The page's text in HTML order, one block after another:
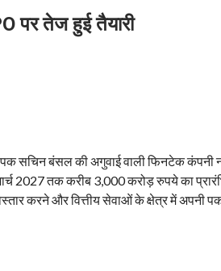
पर तेज हुई तैयारी
सचिन बंसल की अगुवाई वाली फिनटेक कंपनी
2027 तक करीब 3,000 करोड़ रुपये का
करने और वित्तीय सेवाओं के क्षेत्र में अपनी